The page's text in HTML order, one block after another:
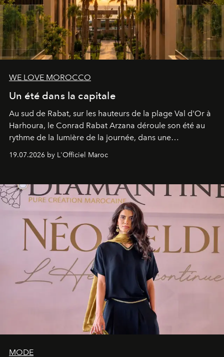
WE LOVE MOROCCO
Un été dans la capitale
Au sud de Rabat, sur les hauteurs de la plage Val d'Or à
Harhoura, le Conrad Rabat Arzana déroule son été au
rythme de la lumière de la journée, dans une
programmation pensée comme une succession de
rendez-vous avec l’océan.
19.07.2026 by L'Officiel Maroc
MODE